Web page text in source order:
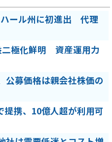
ハール州に初進出 代理
二極化鮮明 資産運用力
公募価格は親会社株価の
提携、10億人超が利用可